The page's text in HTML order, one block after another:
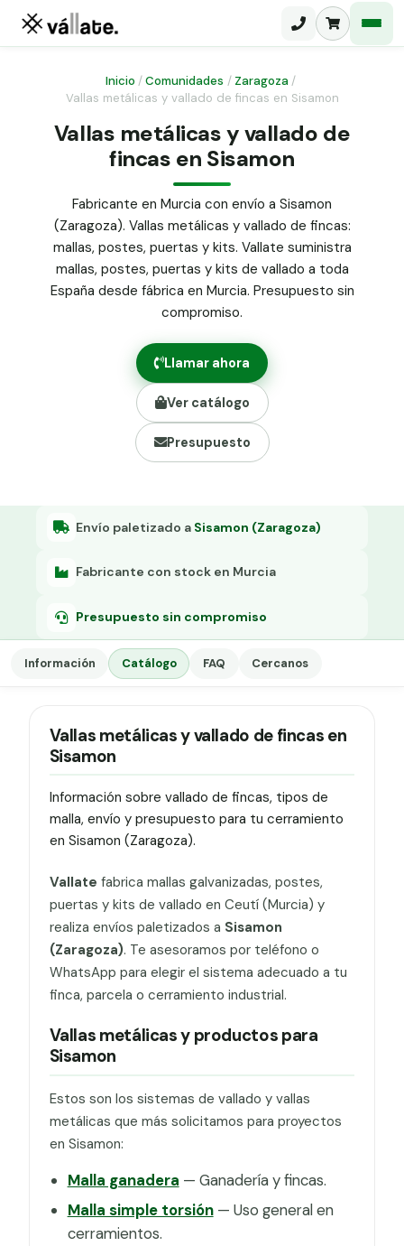
Malla ganadera
Malla simple torsión
Malla triple torsión
Panel malla H.
Puerta abatible dos hojas
Puerta acceso peatonal
Poste malla Hércules
Poste malla simple torsión
Alambre de espino galvanizado
Abrazadera PVC malla H.
Grapa malla H.
Grapadora
Tensor galvanizado
Inicio /Comunidades / Zaragoza /
Vallas metálicas y vallado de fincas en Sisamon
Vallas metálicas y vallado de
fincas en Sisamon
Fabricante en Murcia con envío a Sisamon
(Zaragoza). Vallas metálicas y vallado de fincas:
mallas, postes, puertas y kits. Vallate suministra
mallas, postes, puertas y kits de vallado a toda
España desde fábrica en Murcia. Presupuesto sin
compromiso.
Llamar ahora
Ver catálogo
Presupuesto
Envío paletizado a Sisamon (Zaragoza)
Fabricante con stock en Murcia
Presupuesto sin compromiso
Información Catálogo FAQ Cercanos
Vallas metálicas y vallado de fincas en
Sisamon
Información sobre vallado de fincas, tipos de
malla, envío y presupuesto para tu cerramiento
en Sisamon (Zaragoza).
Vallate fabrica mallas galvanizadas, postes,
puertas y kits de vallado en Ceutí (Murcia) y
realiza envíos paletizados a Sisamon
(Zaragoza). Te asesoramos por teléfono o
WhatsApp para elegir el sistema adecuado a tu
finca, parcela o cerramiento industrial.
Vallas metálicas y productos para
Sisamon
Estos son los sistemas de vallado y vallas
metálicas que más solicitamos para proyectos
en Sisamon:
Malla ganadera — Ganadería y fincas.
Malla simple torsión— Uso general en
cerramientos.